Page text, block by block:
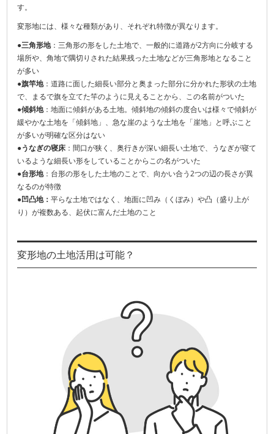
す。
変形地には、様々な種類があり、それぞれ特徴が異なります。
●三角形地：三角形の形をした土地で、一般的に道路が2方向に分岐する
場所や、角地で隅切りされた結果残った土地などが三角形地となること
が多い
●旗竿地：道路に面した細長い部分と奥まった部分に分かれた形状の土地
で、まるで旗を立てた竿のように見えることから、この名前がついた
●傾斜地：地面に傾斜がある土地。傾斜地の傾斜の度合いは様々で傾斜が
緩やかな土地を「傾斜地」、急な崖のような土地を「崖地」と呼ぶこと
が多いが明確な区分はない
●うなぎの寝床 ：間口が狭く、奥行きが深い細長い土地で、うなぎが寝て
いるような細長い形をしていることからこの名がついた
●台形地：台形の形をした土地のことで、向かい合う2つの辺の長さが異
なるのが特徴
●凹凸地： 平らな土地ではなく、地面に凹み（くぼみ）や凸（盛り上が
り）が複数ある、起伏に富んだ土地のこと
変形地の土地活用は可能？